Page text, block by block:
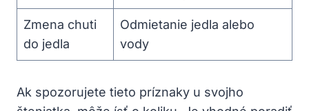
Zmena chuti
do jedla
Odmietanie jedla alebo
vody
Ak spozorujete tieto príznaky u svojho